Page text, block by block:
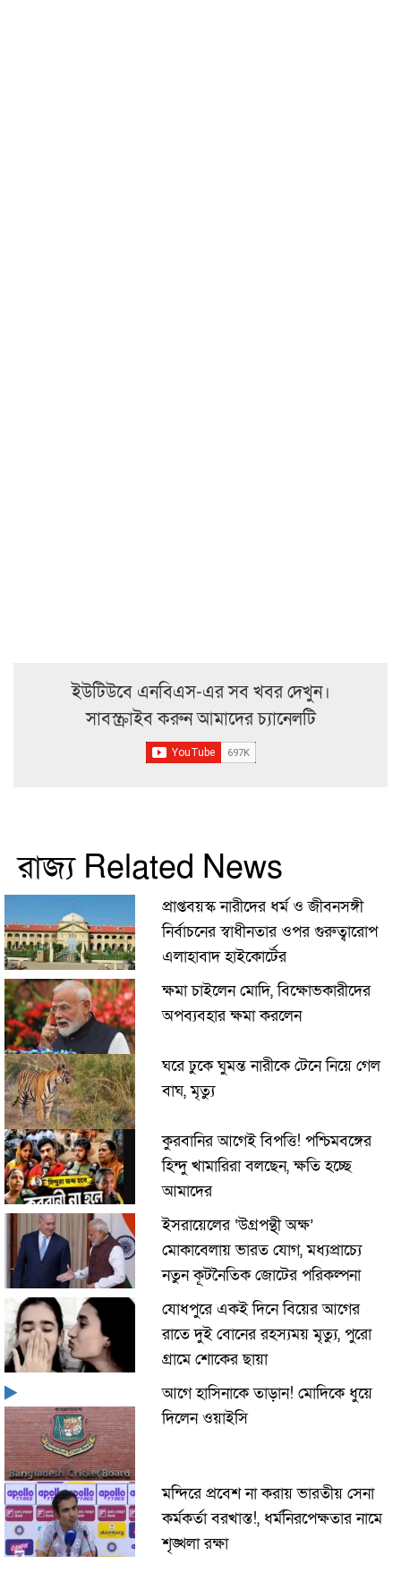
ইউটিউবে এনবিএস-এর সব খবর দেখুন।
সাবস্ক্রাইব করুন আমাদের চ্যানেলটি
রাজ্য Related News
প্রাপ্তবয়স্ক নারীদের ধর্ম ও জীবনসঙ্গী
নির্বাচনের স্বাধীনতার ওপর গুরুত্বারোপ
এলাহাবাদ হাইকোর্টের
ক্ষমা চাইলেন মোদি, বিক্ষোভকারীদের
অপব্যবহার ক্ষমা করলেন
ঘরে ঢুকে ঘুমন্ত নারীকে টেনে নিয়ে গেল
বাঘ, মৃত্যু
কুরবানির আগেই বিপত্তি! পশ্চিমবঙ্গের
হিন্দু খামারিরা বলছেন, ক্ষতি হচ্ছে
আমাদের
ইসরায়েলের ‘উগ্রপন্থী অক্ষ’
মোকাবেলায় ভারত যোগ, মধ্যপ্রাচ্যে
নতুন কূটনৈতিক জোটের পরিকল্পনা
যোধপুরে একই দিনে বিয়ের আগের
রাতে দুই বোনের রহস্যময় মৃত্যু, পুরো
গ্রামে শোকের ছায়া
আগে হাসিনাকে তাড়ান! মোদিকে ধুয়ে
দিলেন ওয়াইসি
মন্দিরে প্রবেশ না করায় ভারতীয় সেনা
কর্মকর্তা বরখাস্ত!, ধর্মনিরপেক্ষতার নামে
শৃঙ্খলা রক্ষা